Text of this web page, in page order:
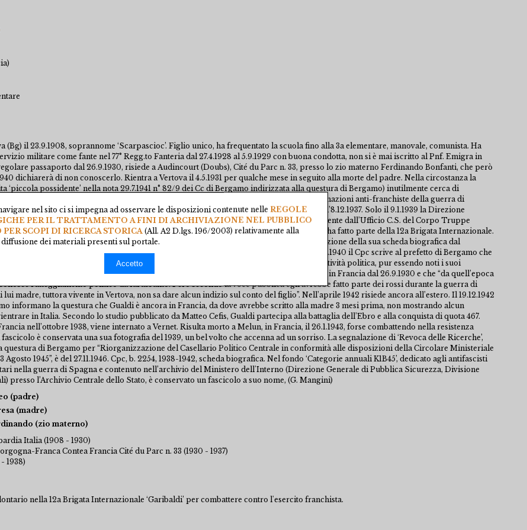
nel sito ci si impegna ad osservare le disposizioni contenute nelle REGOLE
PER IL TRATTAMENTO A FINI DI ARCHIVIAZIONE NEL PUBBLICO
PER SCOPI DI RICERCA STORICA (All. A2 D.lgs. 196/2003) relativamente alla
dei materiali presenti sul portale.
Accetto
(Bg) il 23.9.1908, soprannome ‘Scarpascioc’. Figlio unico, ha frequentato la scuola fino alla 3a elementare, manovale, comunista. Ha
militare come fante nel 77° Regg.to Fanteria dal 27.4.1928 al 5.9.1929 con buona condotta, non si è mai iscritto al Pnf. Emigra in
passaporto dal 26.9.1930, risiede a Audincourt (Doubs), Cité du Parc n. 33, presso lo zio materno Ferdinando Bonfanti, che però
dichiarerà di non conoscerlo. Rientra a Vertova il 4.5.1931 per qualche mese in seguito alla morte del padre. Nella circostanza la
‘piccola possidente’ nella nota 29.7.1941 n° 82/9 dei Cc di Bergamo indirizzata alla questura di Bergamo) inutilmente cerca di
Italia. Nel 1936 si iscrive al Pcf e alla Cgt francese e nel 1937 si arruola volontario nelle formazioni anti-franchiste della guerra di
a far parte della 12a Brigata Internazionale ‘Garibaldi’, presso la quale si immatricola l’8.12.1937. Solo il 9.1.1939 la Direzione
Sicurezza - Divisione AGR Sezione Prima, su informazione del 24.11.1938 proveniente dall’Ufficio C.S. del Corpo Truppe
al prefetto di Bergamo che Gualdi è iscritto al Pcf e alla Cgt francese dal 1936 e che ha fatto parte della 12a Brigata Internazionale.
nel BR il 13.2.1939 per arresto, con il n° 0270. La prefettura di Bergamo inizia la compilazione della sua scheda biografica dal
cui ultima nota è del 30.4.1942: “Risiede tuttora all’estero e non si hanno sue notizie”. Il 24.01.1940 il Cpc scrive al prefetto di Bergamo che
si era fatto segnalare, durante la sua presenza a Audincourt, per svolgere una particolare attività politica, pur essendo noti i suoi
Il 7.1.1941 i Cc di Bergamo scrivono alla questura confermando che Gualdi si trova in Francia dal 26.9.1930 e che “da quell’epoca
l’atteggiamento politico da lui assunto. Però secondo la voce pubblica egli avrebbe fatto parte dei rossi durante la guerra di
lui madre, tuttora vivente in Vertova, non sa dare alcun indizio sul conto del figlio”. Nell’aprile 1942 risiede ancora all’estero. Il 19.12.1942
informano la questura che Gualdi è ancora in Francia, da dove avrebbe scritto alla madre 3 mesi prima, non mostrando alcun
in Italia. Secondo lo studio pubblicato da Matteo Cefis, Gualdi partecipa alla battaglia dell’Ebro e alla conquista di quota 467.
nell’ottobre 1938, viene internato a Vernet. Risulta morto a Melun, in Francia, il 26.1.1943, forse combattendo nella resistenza
è conservata una sua fotografia del 1939, un bel volto che accenna ad un sorriso. La segnalazione di ‘Revoca delle Ricerche’,
questura di Bergamo per “Riorganizzazione del Casellario Politico Centrale in conformità alle disposizioni della Circolare Ministeriale
Agosto 1945”, è del 27.11.1946. Cpc, b. 2254, 1938-1942, scheda biografica. Nel fondo ‘Categorie annuali K1B45’, dedicato agli antifascisti
nella guerra di Spagna e contenuto nell’archivio del Ministero dell'Interno (Direzione Generale di Pubblica Sicurezza, Divisione
presso l’Archivio Centrale dello Stato, è conservato un fascicolo a suo nome, (G. Mangini)
(padre)
(madre)
(zio materno)
Italia (1908 - 1930)
Franca Contea Francia Cité du Parc n. 33 (1930 - 1937)
1938)
nella 12a Brigata Internazionale ‘Garibaldi’ per combattere contro l'esercito franchista.